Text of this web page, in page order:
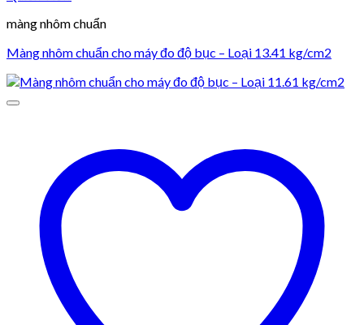
màng nhôm chuẩn
Màng nhôm chuẩn cho máy đo độ bục – Loại 13.41 kg/cm2